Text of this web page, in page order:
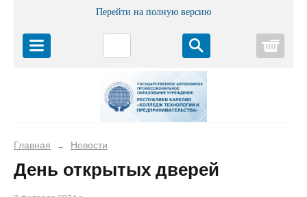
Перейти на полную версию
Главная → Новости
День открытых дверей